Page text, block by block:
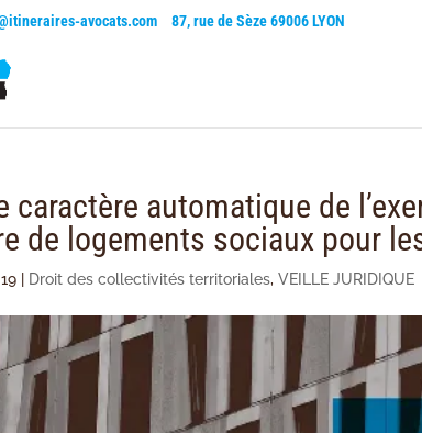
avocats.com 87, rue de Sèze 69006 LYON
caractère automatique de
de logements sociaux pour
Droit des collectivités territoriales,VEILLE JURIDIQUE